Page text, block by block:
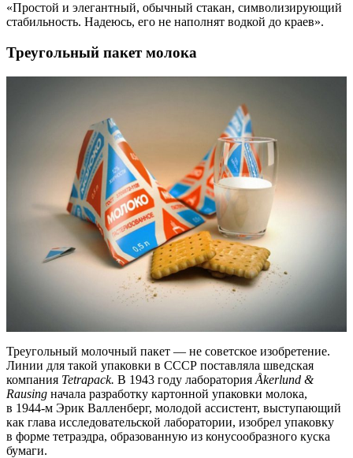
«Простой и элегантный, обычный стакан, символизирующий
стабильность. Надеюсь, его не наполнят водкой до краев».
Треугольный пакет молока
Треугольный молочный пакет — не советское изобретение.
Линии для такой упаковки в СССР поставляла шведская
компания Tetrapack. В 1943 году лаборатория Åkerlund &
Rausing начала разработку картонной упаковки молока,
в 1944-м Эрик Валленберг, молодой ассистент, выступающий
как глава исследовательской лаборатории, изобрел упаковку
в форме тетраэдра, образованную из конусообразного куска
бумаги.